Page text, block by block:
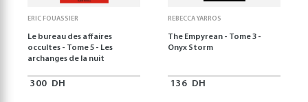
ERIC FOUASSIER
Le bureau des affaires
occultes - Tome 5 - Les
archanges de la nuit
300 DH
REBECCA YARROS
The Empyrean - Tome 3 -
Onyx Storm
136 DH